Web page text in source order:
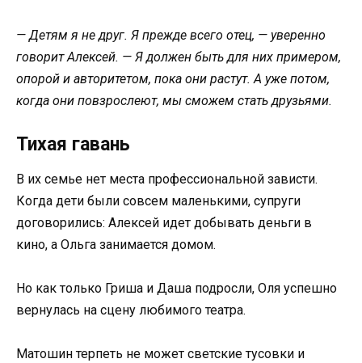
— Детям я не друг. Я прежде всего отец, — уверенно
говорит Алексей. — Я должен быть для них примером,
опорой и авторитетом, пока они растут. А уже потом,
когда они повзрослеют, мы сможем стать друзьями.
Тихая гавань
В их семье нет места профессиональной зависти.
Когда дети были совсем маленькими, супруги
договорились: Алексей идет добывать деньги в
кино, а Ольга занимается домом.
Но как только Гриша и Даша подросли, Оля успешно
вернулась на сцену любимого театра.
Матошин терпеть не может светские тусовки и